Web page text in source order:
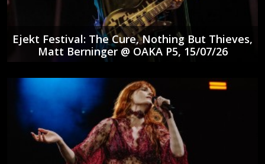
Ejekt Festival: The Cure, Nothing But Thieves,
Matt Berninger @ ΟΑΚΑ P5, 15/07/26